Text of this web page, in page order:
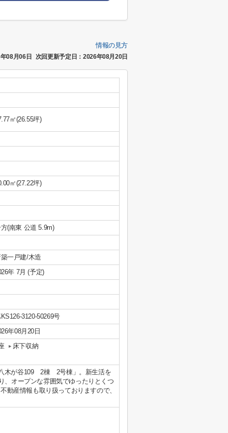
情報の見方
08月06日 次回更新予定日：2026年08月20日
㎡(26.55坪)
㎡(27.22坪)
(南東 公道 5.9m)
一戸建/木造
年 7月 (予定)
3120-50269号
年08月20日
床下収納
八木が谷109 2棟 2号棟」。新生活を
、オープンな雰囲気でゆったりとくつ
産情報も取り扱っておりますので、